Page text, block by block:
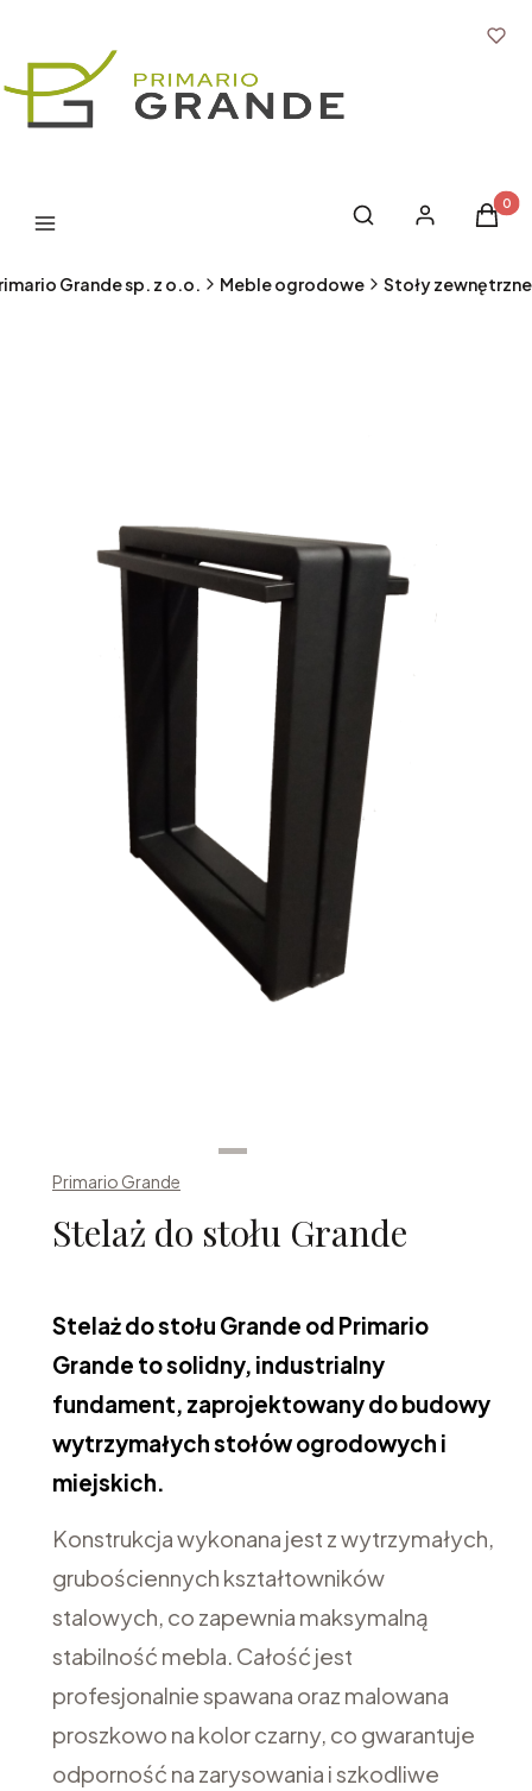
Menu Otwórz
Szukaj Zaloguj sięKoszyk
Grande sp. z o.o. Meble ogrodowe Stoły zewnętrzne
Primario Grande
Stelaż do stołu Grande
Stelaż do stołu Grande od Primario
Grande to solidny, industrialny
fundament, zaprojektowany do budowy
wytrzymałych stołów ogrodowych i
miejskich.
Konstrukcja wykonana jest z wytrzymałych,
grubościennych kształtowników
stalowych, co zapewnia maksymalną
stabilność mebla. Całość jest
profesjonalnie spawana oraz malowana
proszkowo na kolor czarny, co gwarantuje
odporność na zarysowania i szkodliwe